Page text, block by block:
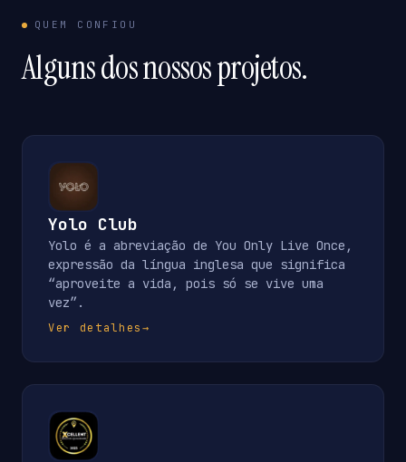
QUEM CONFIOU
Alguns dos nossos projetos.
Yolo Club
Yolo é a abreviação de You Only Live Once,
expressão da língua inglesa que significa
“aproveite a vida, pois só se vive uma
vez”.
Ver detalhes→